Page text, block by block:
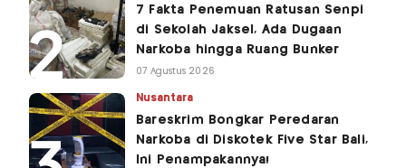
7 Fakta Penemuan Ratusan Senpi
di Sekolah Jaksel, Ada Dugaan
Narkoba hingga Ruang Bunker
07 Agustus 2026
Nusantara
Bareskrim Bongkar Peredaran
Narkoba di Diskotek Five Star Bali,
Ini Penampakannya!